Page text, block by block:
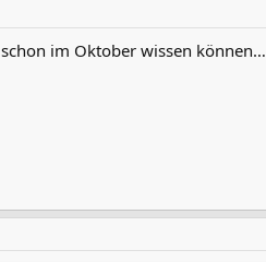
im Oktober wissen können…